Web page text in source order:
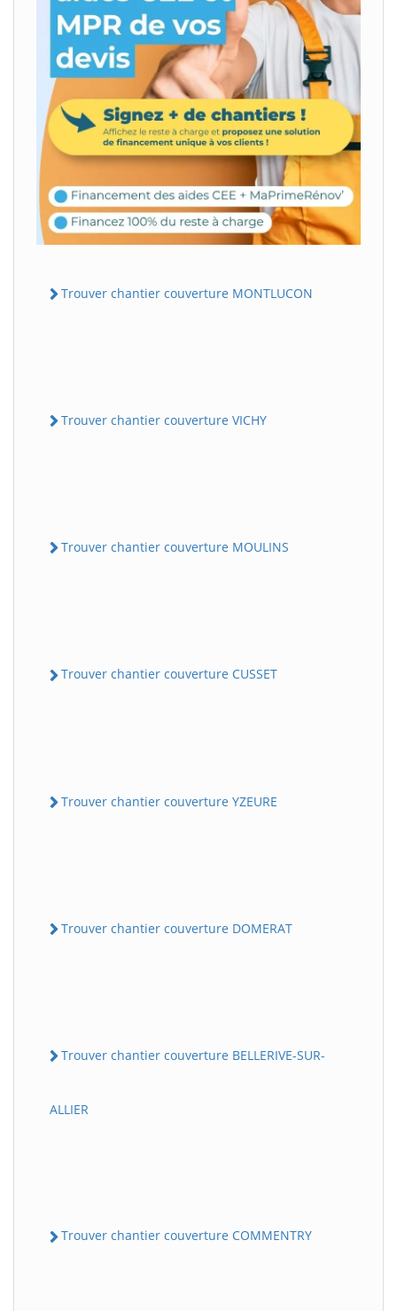
Trouver chantier couverture MONTLUCON
Trouver chantier couverture VICHY
Trouver chantier couverture MOULINS
Trouver chantier couverture CUSSET
Trouver chantier couverture YZEURE
Trouver chantier couverture DOMERAT
Trouver chantier couverture BELLERIVE-SUR-
ALLIER
Trouver chantier couverture COMMENTRY